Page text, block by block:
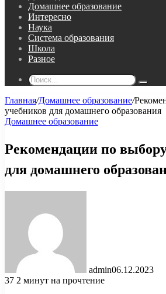
Домашнее образование
Интересно
Наука
Система образования
Школа
Разное
Главная/Домашнее образование/
учебников для домашнего образования
Домашнее образование
Рекомендации по
для домашнего
admin06.12.2023
37 2 минут на прочтение